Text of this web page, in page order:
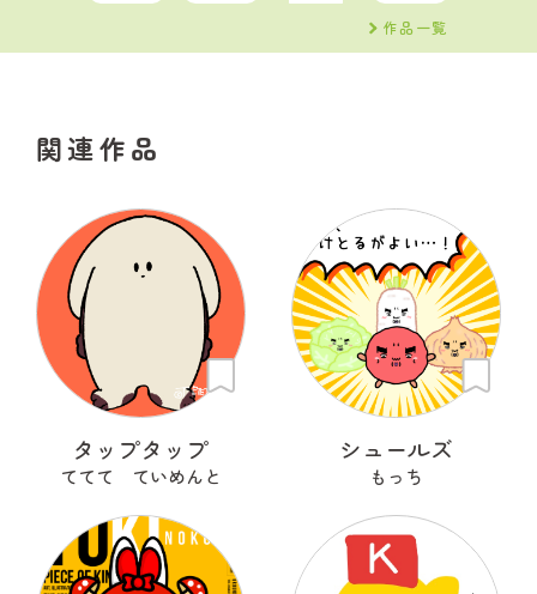
作品一覧
関連作品
タップタップ
ててて ていめんと
シュールズ
もっち